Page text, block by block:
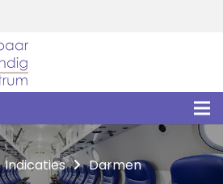
Indicaties Darmen